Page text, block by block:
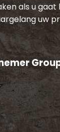
als u
uw